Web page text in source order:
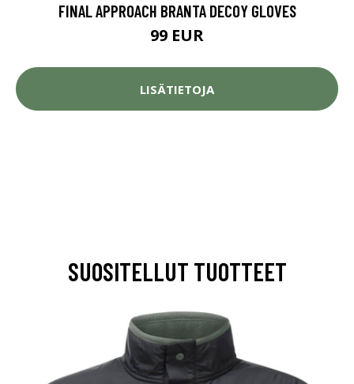
FINAL APPROACH BRANTA DECOY GLOVES
99 EUR
LISÄTIETOJA
SUOSITELLUT TUOTTEET